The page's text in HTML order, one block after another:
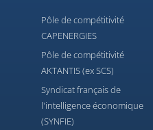
Pôle de compétitivité
CAPENERGIES
Pôle de compétitivité
AKTANTIS (ex SCS)
Syndicat français de
l'intelligence économique
(SYNFIE)